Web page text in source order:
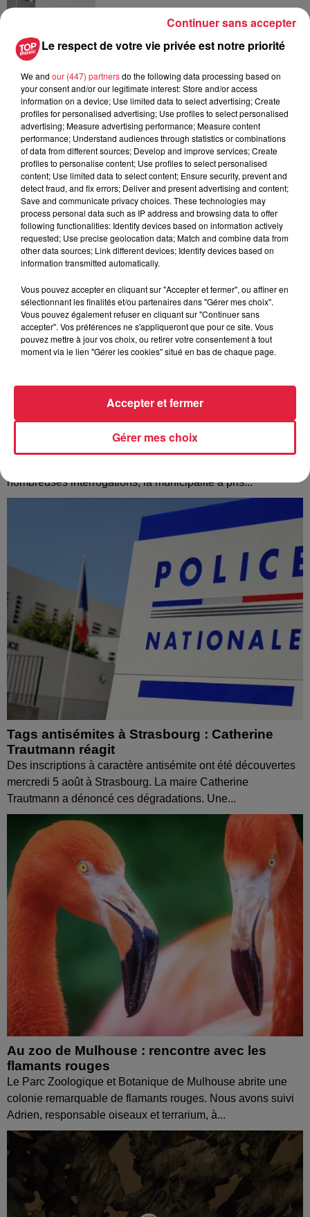
Au zoo de Mulhouse : rencontre
À découvrir également
À Hoerdt, de l’eau brune sort des robinets
nombreuses interrogations, la municipalité a pris...
Tags antisémites à Strasbourg : Catherine
Trautmann réagit
Des inscriptions à caractère antisémite ont été découvertes
mercredi 5 août à Strasbourg. La maire Catherine
Trautmann a dénoncé ces dégradations. Une...
Au zoo de Mulhouse : rencontre avec les
flamants rouges
Le Parc Zoologique et Botanique de Mulhouse abrite une
colonie remarquable de flamants rouges. Nous avons suivi
Adrien, responsable oiseaux et terrarium, à...
Le respect de votre vie privée est notre priorité
We and our (447) partnersdo the following data processing based on
your consent and/or our legitimate interest: Store and/or access
information on a device; Use limited data to select advertising; Create
profiles for personalised advertising; Use profiles to select personalised
advertising; Measure advertising performance; Measure content
performance; Understand audiences through statistics or combinations
of data from different sources; Develop and improve services; Create
profiles to personalise content; Use profiles to select personalised
content; Use limited data to select content; Ensure security, prevent and
detect fraud, and fix errors; Deliver and present advertising and content;
Save and communicate privacy choices. These technologies may
process personal data such as IP address and browsing data to offer
following functionalities: Identify devices based on information actively
requested; Use precise geolocation data; Match and combine data from
other data sources; Link different devices; Identify devices based on
information transmitted automatically.
Vous pouvez accepter en cliquant sur "Accepter et fermer", ou affiner en
sélectionnant les finalités et/ou partenaires dans "Gérer mes choix".
Vous pouvez également refuser en cliquant sur "Continuer sans
accepter". Vos préférences ne s'appliqueront que pour ce site. Vous
pouvez mettre à jour vos choix, ou retirer votre consentement à tout
moment via le lien "Gérer les cookies" situé en bas de chaque page.
Gérer mes choix
Accepter et fermer
Continuer sans accepter